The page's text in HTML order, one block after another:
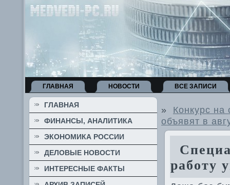
ГЛАВНАЯ НОВОСТИ ВСЕ ЗАПИСИ
ГЛАВНАЯ
ФИНАНСЫ, АНАЛИТИКА
ЭКОНОМИКА РОССИИ
ДЕЛОВЫЕ НОВОСТИ
ИНТЕРЕСНЫЕ ФАКТЫ
» Конкурс на
объявят в
работу